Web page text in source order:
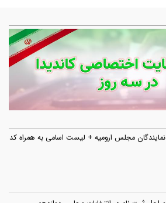
نمایندگان مجلس ارومیه + لیست اسامی به همراه کد